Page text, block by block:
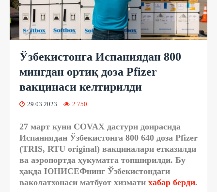
Ўзбекистонга Испаниядан 800
мингдан ортиқ доза Pfizer
вакцинаси келтирилди
29.03.2023 2 750
27 март куни COVAX дастури доирасида
Испаниядан Ўзбекистонга 800 640 доза Pfizer
(TRIS, RTU original) вакциналари етказилди
ва аэропортда ҳукуматга топширилди. Бу
ҳақда ЮНИСЕФнинг Ўзбекистондаги
ваколатхонаси матбуот хизмати хабар берди.